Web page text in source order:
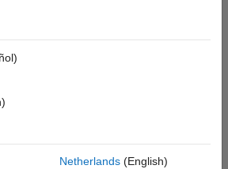
Netherlands(English)